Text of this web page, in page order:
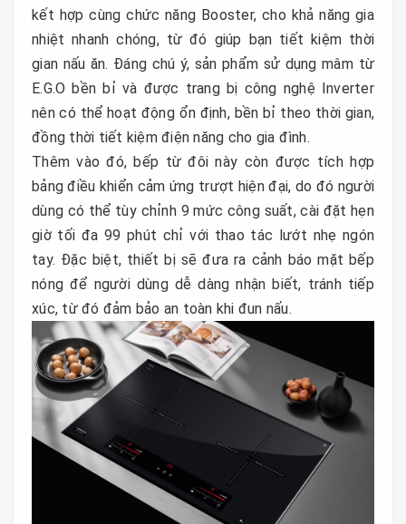
kết hợp cùng chức năng Booster, cho khả năng gia
nhiệt nhanh chóng, từ đó giúp bạn tiết kiệm thời
gian nấu ăn. Đáng chú ý, sản phẩm sử dụng mâm từ
E.G.O bền bỉ và được trang bị công nghệ Inverter
nên có thể hoạt động ổn định, bền bỉ theo thời gian,
đồng thời tiết kiệm điện năng cho gia đình.
Thêm vào đó, bếp từ đôi này còn được tích hợp
bảng điều khiển cảm ứng trượt hiện đại, do đó người
dùng có thể tùy chỉnh 9 mức công suất, cài đặt hẹn
giờ tối đa 99 phút chỉ với thao tác lướt nhẹ ngón
tay. Đặc biệt, thiết bị sẽ đưa ra cảnh báo mặt bếp
nóng để người dùng dễ dàng nhận biết, tránh tiếp
xúc, từ đó đảm bảo an toàn khi đun nấu.